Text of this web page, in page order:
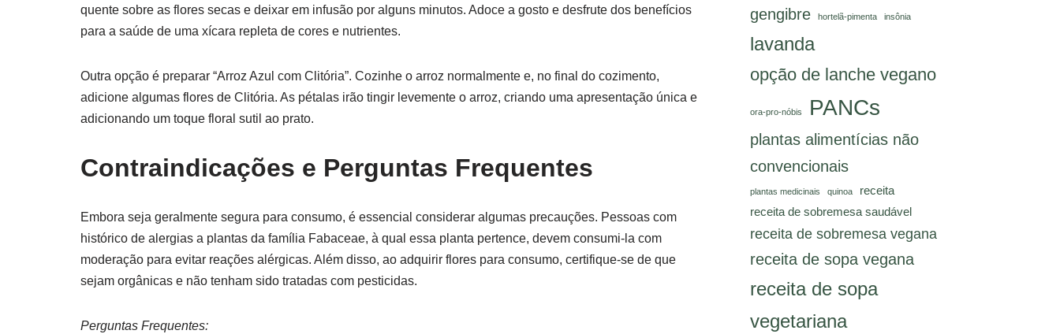
quente sobre as flores secas e deixar em infusão por alguns minutos. Adoce a gosto e desfrute dos benefícios
para a saúde de uma xícara repleta de cores e nutrientes.
Outra opção é preparar “Arroz Azul com Clitória”. Cozinhe o arroz normalmente e, no final do cozimento,
adicione algumas flores de Clitória. As pétalas irão tingir levemente o arroz, criando uma apresentação única e
adicionando um toque floral sutil ao prato.
Contraindicações e Perguntas Frequentes
Embora seja geralmente segura para consumo, é essencial considerar algumas precauções. Pessoas com
histórico de alergias a plantas da família Fabaceae, à qual essa planta pertence, devem consumi-la com
moderação para evitar reações alérgicas. Além disso, ao adquirir flores para consumo, certifique-se de que
sejam orgânicas e não tenham sido tratadas com pesticidas.
Perguntas Frequentes:
gengibre hortelã-pimenta insônia
lavanda
opção de lanche vegano
ora-pro-nóbis PANCs
plantas alimentícias não
convencionais
plantas medicinais quinoa
receita
receita de sobremesa saudável
receita de sobremesa vegana
receita de sopa vegana
receita de sopa
vegetariana